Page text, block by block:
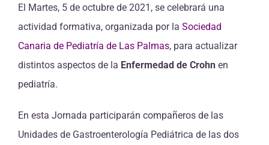
El Martes, 5 de octubre de 2021, se celebrará una
actividad formativa, organizada por la Sociedad
Canaria de Pediatría de Las Palmas, para actualizar
distintos aspectos de la Enfermedad de Crohnen
pediatría.
En esta Jornada participarán compañeros de las
Unidades de Gastroenterología Pediátrica de las dos